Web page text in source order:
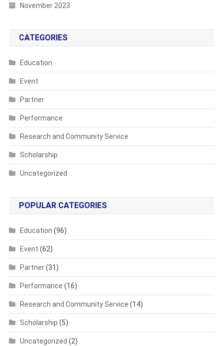
November 2023
CATEGORIES
Education
Event
Partner
Performance
Research and Community Service
Scholarship
Uncategorized
POPULAR CATEGORIES
Education (96)
Event (62)
Partner(31)
Performance (16)
Research and Community Service (14)
Scholarship (5)
Uncategorized (2)